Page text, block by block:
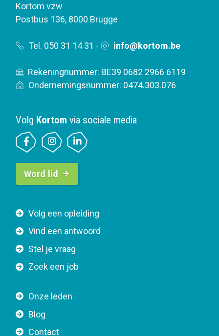
Kortom vzw
Postbus 136, 8000 Brugge
Tel. 050 31 14 31 - info@kortom.be
Rekeningnummer: BE39 0682 2966 6119
Ondernemingsnummer: 0474.303.076
F
o
t
e
a
v
i
Volg een opleiding
Vind een antwoord
Stel je vraag
Zoek een job
Onze leden
Blog
Contact
Volg Kortom via sociale media
B
t
o
n
a
v
g
t
i
Word lid